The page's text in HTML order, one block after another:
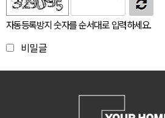
자동등록방지 숫자를 순서대로 입력하세요.
비밀글